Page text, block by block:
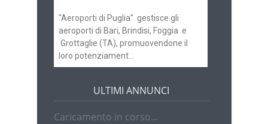
"Aeroporti di Puglia" gestisce gli
aeroporti di Bari, Brindisi, Foggia e
Grottaglie (TA), promuovendone il
loro potenziament...
ULTIMI ANNUNCI
Caricamento in corso...